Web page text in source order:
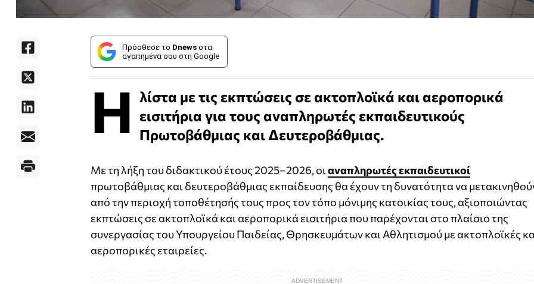
Πρόσθεσε το Dnews στα
αγαπημένα σου στη Google
Η λίστα με τις εκπτώσεις σε ακτοπλοϊκά και αεροπορικά
εισιτήρια για τους αναπληρωτές εκπαιδευτικούς
Πρωτοβάθμιας και Δευτεροβάθμιας.
Με τη λήξη του διδακτικού έτους 2025–2026, οιαναπληρωτές εκπαιδευτικοί
πρωτοβάθμιας και δευτεροβάθμιας εκπαίδευσης θα έχουν τη δυνατότητα να
από την περιοχή τοποθέτησής τους προς τον τόπο μόνιμης κατοικίας τους, αξιοποιώντας
εκπτώσεις σε ακτοπλοϊκά και αεροπορικά εισιτήρια που παρέχονται στο πλαίσιο της
συνεργασίας του Υπουργείου Παιδείας, Θρησκευμάτων και Αθλητισμού με ακτοπλοϊκές
αεροπορικές εταιρείες.